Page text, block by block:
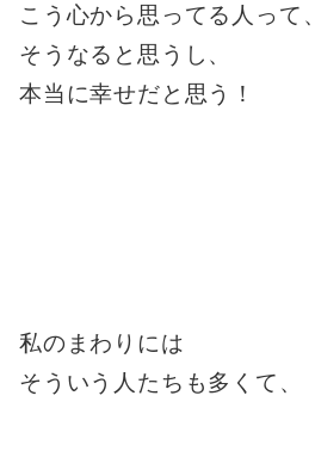
こう心から思ってる人って、
そうなると思うし、
本当に幸せだと思う！
私のまわりには
そういう人たちも多くて、